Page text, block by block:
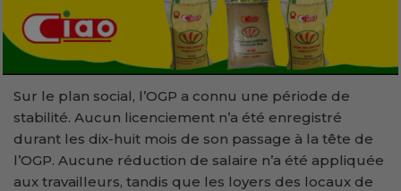
Sur le plan social, l’OGP a connu une période de
stabilité. Aucun licenciement n’a été enregistré
durant les dix-huit mois de son passage à la tête de
l’OGP. Aucune réduction de salaire n’a été appliquée
aux travailleurs, tandis que les loyers des locaux de